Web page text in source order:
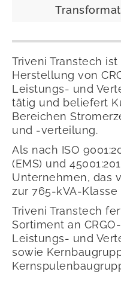
Triveni Transtech
Herstellung von
Leistungs- und
tätig und beliefert
Bereichen
und -verteilung.
Als nach ISO
(EMS) und
Unternehmen, das
zur 765-kVA-
Triveni Transtech
Sortiment an
Leistungs- und
sowie